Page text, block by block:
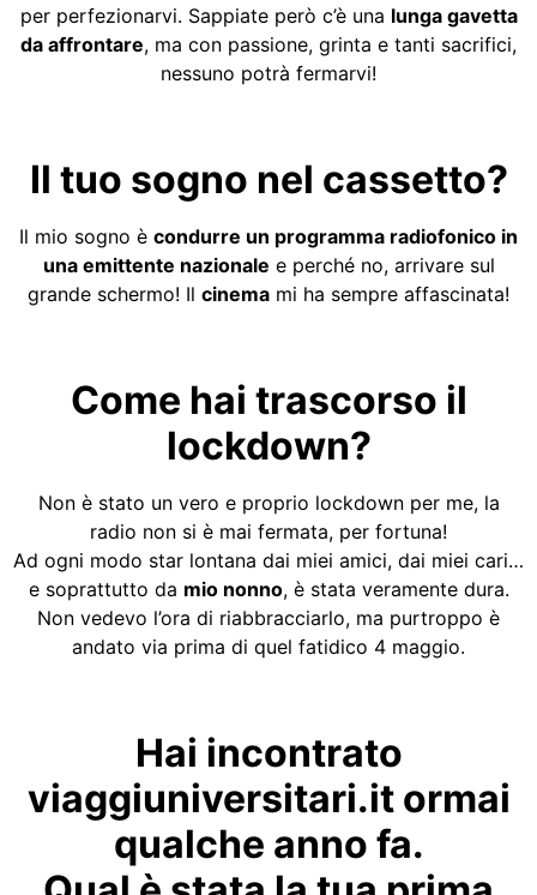
per perfezionarvi. Sappiate però c’è una lunga gavetta
da affrontare, ma con passione, grinta e tanti sacrifici,
nessuno potrà fermarvi!
Il tuo sogno nel cassetto?
Il mio sogno è condurre un programma radiofonico in
una emittente nazionale e perché no, arrivare sul
grande schermo! Il cinema mi ha sempre affascinata!
Come hai trascorso il
lockdown?
Non è stato un vero e proprio lockdown per me, la
radio non si è mai fermata, per fortuna!
Ad ogni modo star lontana dai miei amici, dai miei cari…
e soprattutto da mio nonno, è stata veramente dura.
Non vedevo l’ora di riabbracciarlo, ma purtroppo è
andato via prima di quel fatidico 4 maggio.
Hai incontrato
viaggiuniversitari.it ormai
qualche anno fa.